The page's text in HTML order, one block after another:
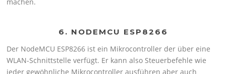
machen.
6. NODEMCU ESP8266
Der NodeMCU ESP8266 ist ein Mikrocontroller der über eine
WLAN-Schnittstelle verfügt. Er kann also Steuerbefehle wie
jeder gewöhnliche Mikrocontroller ausführen aber auch